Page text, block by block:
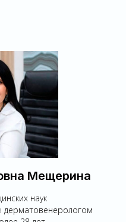
Мещерина
наук
дерматовенерологом